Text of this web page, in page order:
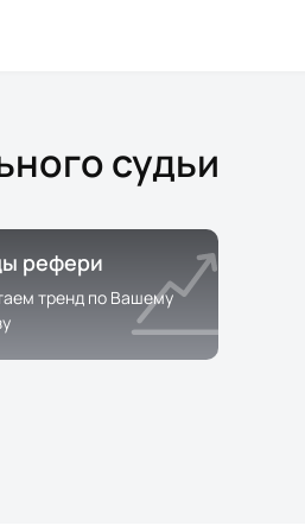
судьи
рефери
тренд по Вашему